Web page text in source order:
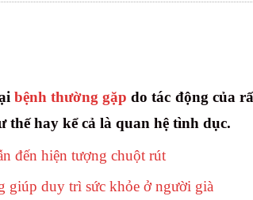
bệnh thường gặp do tác động của
thế hay kể cả là quan hệ tình dục.
đến hiện tượng chuột rút
giúp duy trì sức khỏe ở người già